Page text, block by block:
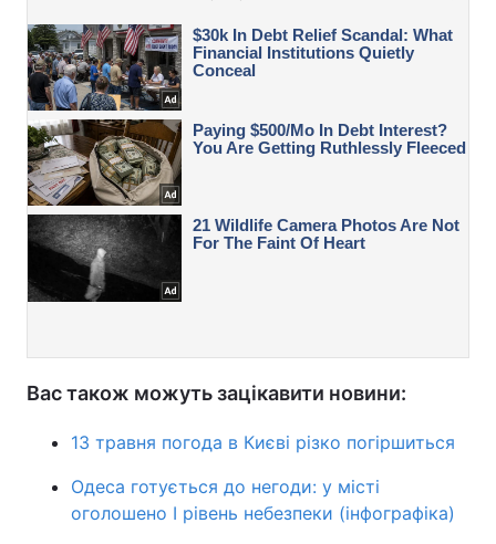
Вас також можуть зацікавити новини:
13 травня погода в Києві різко погіршиться
Одеса готується до негоди: у місті
оголошено І рівень небезпеки (інфографіка)